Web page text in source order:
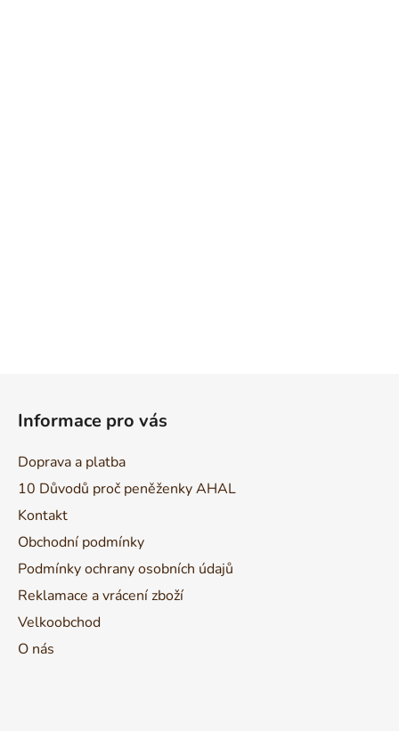
Informace pro vás
Doprava a platba
10 Důvodů proč peněženky AHAL
Kontakt
Obchodní podmínky
Podmínky ochrany osobních údajů
Reklamace a vrácení zboží
Velkoobchod
O nás